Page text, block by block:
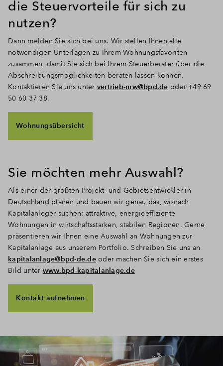
die Steuervorteile für sich zu
nutzen?
Dann melden Sie sich bei uns. Wir stellen Ihnen alle
notwendigen Unterlagen zu Ihrem Wohnungsfavoriten
zusammen, damit Sie sich bei Ihrem Steuerberater über die
Abschreibungsmöglichkeiten beraten lassen können.
Kontaktieren Sie uns unter vertrieb-nrw@bpd.de oder +49 69
50 60 37 38.
Wohnungsübersicht
Sie möchten mehr Auswahl?
Als einer der größten Projekt- und Gebietsentwickler in
Deutschland planen und bauen wir genau das, wonach
Kapitalanleger suchen: attraktive, energieeffiziente
Wohnungen in wirtschaftsstarken, stabilen Regionen. Gerne
präsentieren wir Ihnen eine Auswahl an Wohnungen zur
Kapitalanlage aus unserem Portfolio. Schreiben Sie uns an
kapitalanlage@bpd-de.deoder machen Sie sich ein erstes
Bild unter www.bpd-kapitalanlage.de
Kontakt aufnehmen